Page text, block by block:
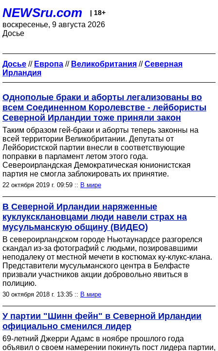
NEWSru.com | 18+
воскресенье, 9 августа 2026
Досье
Досье // Европа // Великобритания //Северная
Ирландия
Однополые браки и аборты легализованы во
всем Соединенном Королевстве - лейбористы
Северной Ирландии тоже приняли закон
Таким образом гей-браки и аборты теперь законны на
всей территории Великобритании. Депутаты от
Лейбористской партии внесли в соответствующие
поправки в парламент летом этого года.
Североирландская Демократическая юнионистская
партия не смогла заблокировать их принятие.
22 октября 2019 г. 09:59 :: В мире
В Северной Ирландии наряженные
куклуксклановцами люди навели страх на
мусульманскую общину (ВИДЕО)
В североирландском городе Ньютаунардсе разгорелся
скандал из-за фотографий с людьми, позировавшими
неподалеку от местной мечети в костюмах ку-клукс-клана.
Представители мусульманского центра в Белфасте
призвали участников акции добровольно явиться в
полицию.
30 октября 2018 г. 13:35 :: В мире
У партии "Шинн фейн" в Северной Ирландии
официально сменился лидер
69-летний Джерри Адамс в ноябре прошлого года
объявил о своем намерении покинуть пост лидера партии,